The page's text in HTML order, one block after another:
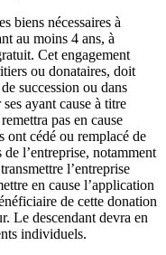
biens nécessaires à
au moins 4 ans, à
Cet engagement
ou donataires, doit
succession ou dans
ayant cause à titre
pas en cause
ont cédé ou remplacé de
l’entreprise, notamment
l’entreprise
en cause l’application
de cette donation
Le descendant devra en
individuels.